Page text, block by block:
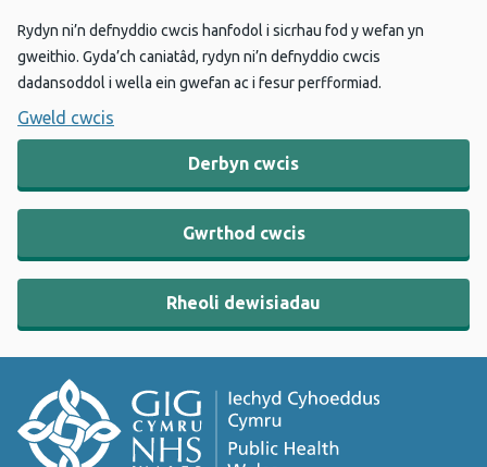
Rydyn ni’n defnyddio cwcis hanfodol i sicrhau fod y wefan yn
gweithio. Gyda’ch caniatâd, rydyn ni’n defnyddio cwcis
dadansoddol i wella ein gwefan ac i fesur perfformiad.
Gweld cwcis
Derbyn cwcis
Gwrthod cwcis
Rheoli dewisiadau